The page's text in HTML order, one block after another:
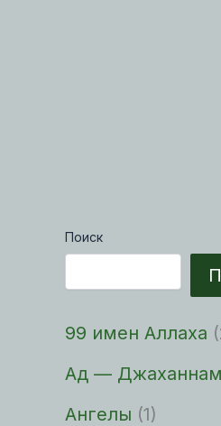
Поиск
99 имен Аллаха
Ад — Джаханнам
Ангелы (1)